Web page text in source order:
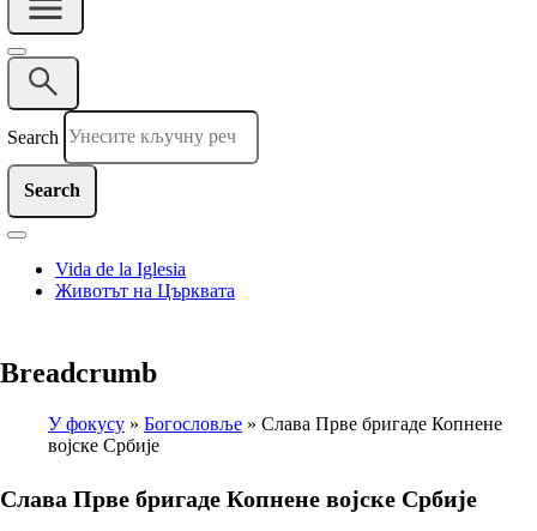
Search
Vida de la Iglesia
Животът на Църквата
Breadcrumb
У фокусу Богословље
Слава Прве бригаде Копнене
војске Србије
Слава Прве бригаде Копнене војске Србије